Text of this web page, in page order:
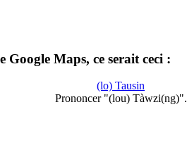
Maps, ce serait ceci :
(lo) Tausin
Prononcer "(lou) Tàwzi(ng)".